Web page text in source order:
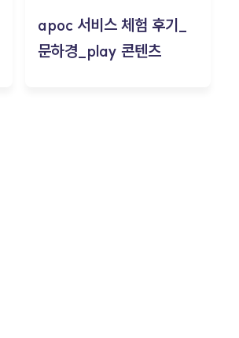
apoc 서비스 체험 후기_
문하경_play 콘텐츠